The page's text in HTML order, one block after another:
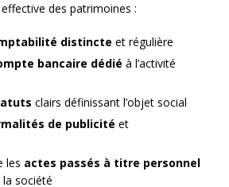
des patrimoines :
distincte et régulière
bancaire dédié à l’activité
clairs définissant l’objet social
de publicité et
les actes passés à titre personnel
société